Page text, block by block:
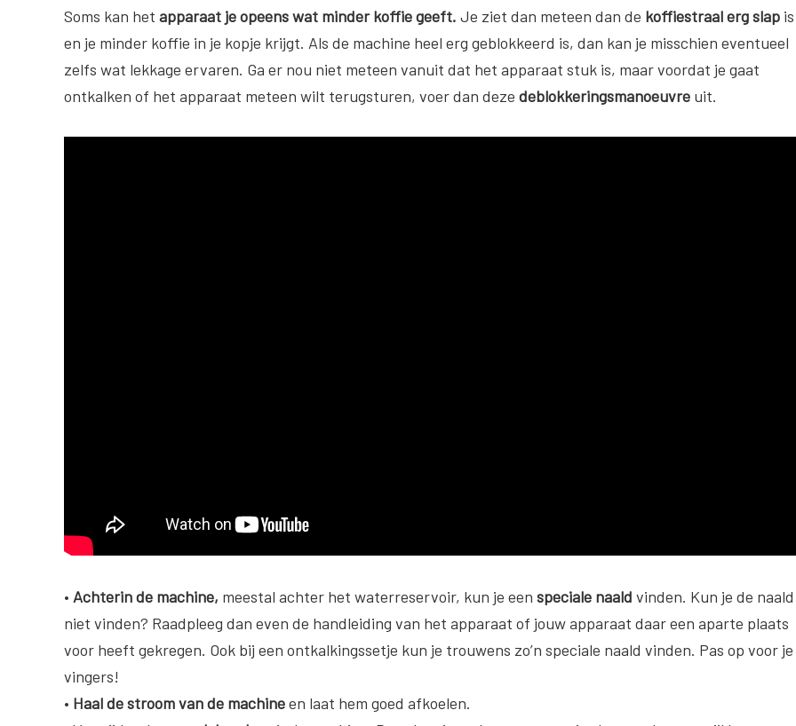
Soms kan het apparaat je opeens wat minder koffie geeft. Je ziet dan meteen dan de koffiestraal erg slap is
en je minder koffie in je kopje krijgt. Als de machine heel erg geblokkeerd is, dan kan je misschien eventueel
zelfs wat lekkage ervaren. Ga er nou niet meteen vanuit dat het apparaat stuk is, maar voordat je gaat
ontkalken of het apparaat meteen wilt terugsturen, voer dan deze deblokkeringsmanoeuvre uit.
• Achterin de machine, meestal achter het waterreservoir, kun je een speciale naald vinden. Kun je de naald
niet vinden? Raadpleeg dan even de handleiding van het apparaat of jouw apparaat daar een aparte plaats
voor heeft gekregen. Ook bij een ontkalkingssetje kun je trouwens zo’n speciale naald vinden. Pas op voor je
vingers!
• Haal de stroom van de machineen laat hem goed afkoelen.